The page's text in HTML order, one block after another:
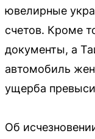
ювелирные
счетов. Кроме
документы, а
автомобиль
ущерба
Об